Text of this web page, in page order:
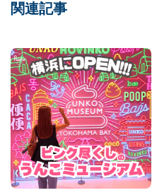
関連記事